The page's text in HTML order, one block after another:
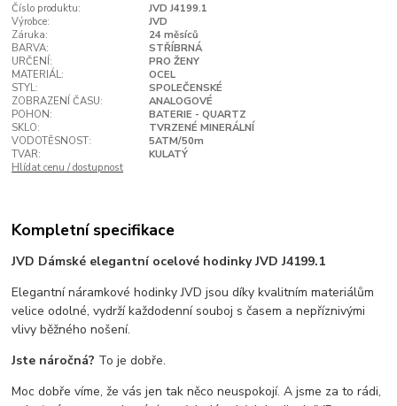
Číslo produktu:
JVD J4199.1
Výrobce:
JVD
Záruka:
24 měsíců
BARVA:
STŘÍBRNÁ
URČENÍ:
PRO ŽENY
MATERIÁL:
OCEL
STYL:
SPOLEČENSKÉ
ZOBRAZENÍ ČASU:
ANALOGOVÉ
POHON:
BATERIE - QUARTZ
SKLO:
TVRZENÉ MINERÁLNÍ
VODOTĚSNOST:
5ATM/50m
TVAR:
KULATÝ
Hlídat cenu / dostupnost
Kompletní specifikace
JVD Dámské elegantní ocelové hodinky JVD J4199.1
Elegantní náramkové hodinky JVD jsou díky kvalitním materiálům
velice odolné, vydrží každodenní souboj s časem a nepříznivými
vlivy běžného nošení.
Jste náročná? To je dobře.
Moc dobře víme, že vás jen tak něco neuspokojí. A jsme za to rádi,